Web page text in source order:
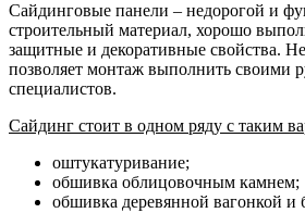
Сайдинговые панели – недорогой и
строительный материал, хорошо
защитные и декоративные свойства.
позволяет монтаж выполнить своими
специалистов.
Сайдинг стоит в одном ряду с таким
оштукатуривание;
обшивка облицовочным камнем;
обшивка деревянной вагонкой и